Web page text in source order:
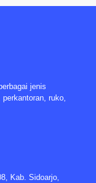
jenis
ruko,
Kab. Sidoarjo,